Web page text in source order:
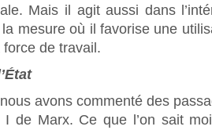
Mais il agit aussi dans
mesure où il favorise une
de travail.
avons commenté des
I de Marx. Ce que l’on sait